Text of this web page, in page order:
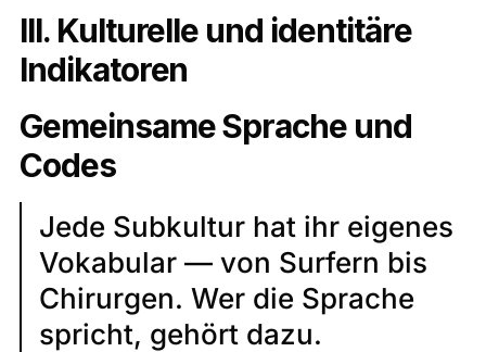
III. Kulturelle und identitäre
Indikatoren
Gemeinsame Sprache und
Codes
Jede Subkultur hat ihr eigenes
Vokabular — von Surfern bis
Chirurgen. Wer die Sprache
spricht, gehört dazu.